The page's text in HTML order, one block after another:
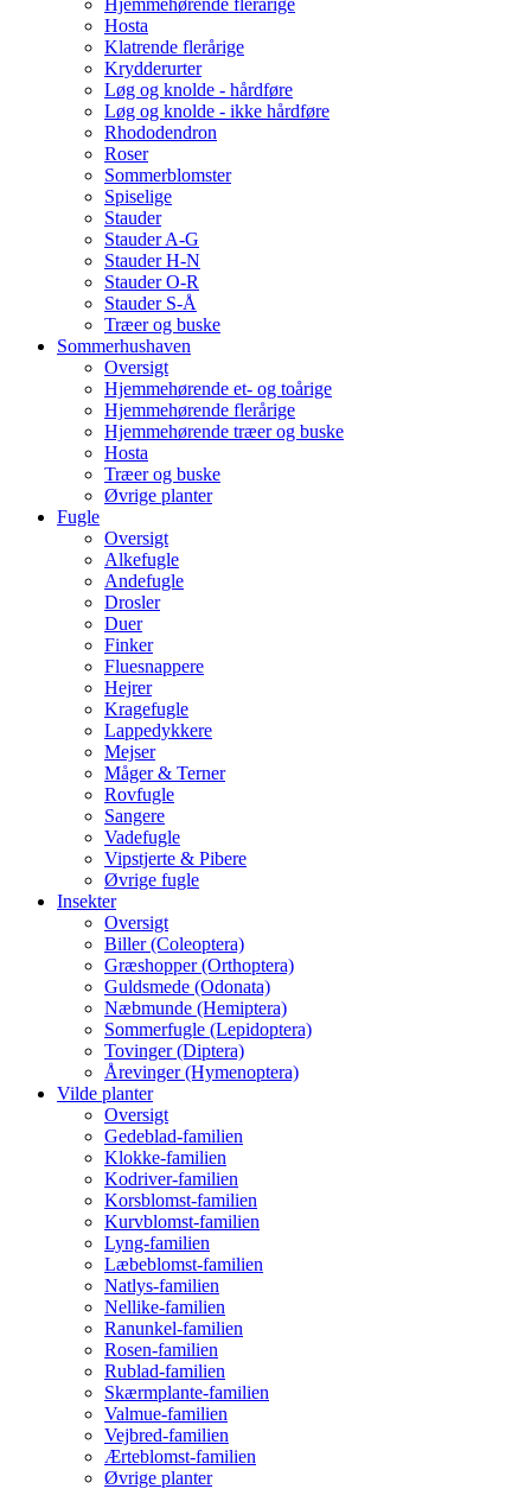
Hosta
Klatrende flerårige
Krydderurter
Løg og knolde - hårdføre
Løg og knolde - ikke hårdføre
Rhododendron
Roser
Sommerblomster
Spiselige
Stauder
Stauder A-G
Stauder H-N
Stauder O-R
Stauder S-Å
Træer og buske
Sommerhushaven
Oversigt
Hjemmehørende et- og toårige
Hjemmehørende flerårige
Hjemmehørende træer og buske
Hosta
Træer og buske
Øvrige planter
Fugle
Oversigt
Alkefugle
Andefugle
Drosler
Duer
Finker
Fluesnappere
Hejrer
Kragefugle
Lappedykkere
Mejser
Måger & Terner
Rovfugle
Sangere
Vadefugle
Vipstjerte & Pibere
Øvrige fugle
Insekter
Oversigt
Biller (Coleoptera)
Græshopper (Orthoptera)
Guldsmede (Odonata)
Næbmunde (Hemiptera)
Sommerfugle (Lepidoptera)
Tovinger (Diptera)
Årevinger (Hymenoptera)
Vilde planter
Oversigt
Gedeblad-familien
Klokke-familien
Kodriver-familien
Korsblomst-familien
Kurvblomst-familien
Lyng-familien
Læbeblomst-familien
Natlys-familien
Nellike-familien
Ranunkel-familien
Rosen-familien
Rublad-familien
Skærmplante-familien
Valmue-familien
Vejbred-familien
Ærteblomst-familien
Øvrige planter